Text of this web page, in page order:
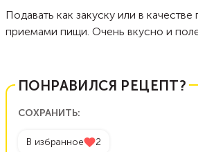
Подавать как закуску или в
приемами пищи. Очень вкусно и
ПОНРАВИЛСЯ РЕЦЕПТ?
СОХРАНИТЬ:
В избранное 2